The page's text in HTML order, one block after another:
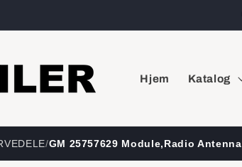
Hjem Katalog
/GM 25757629 Module,Radio Antenna